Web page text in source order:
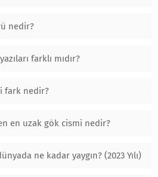
nedir?
farklı mıdır?
fark nedir?
en uzak gök cismi nedir?
ne kadar yaygın? (2023 Yılı)